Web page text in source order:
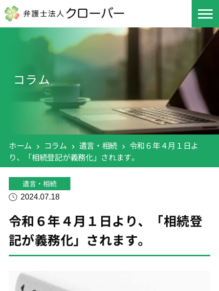
コラム
ホーム コラム 遺言・相続
令和６年４月１日よ
り、「相続登記が義務化」されます。
遺言・相続
2024.07.18
令和６年４月１日より、「相続登
記が義務化」されます。